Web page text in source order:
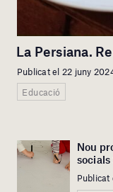
La Persiana.
Publicat el 22 juny
Educació
Nou
Publicat